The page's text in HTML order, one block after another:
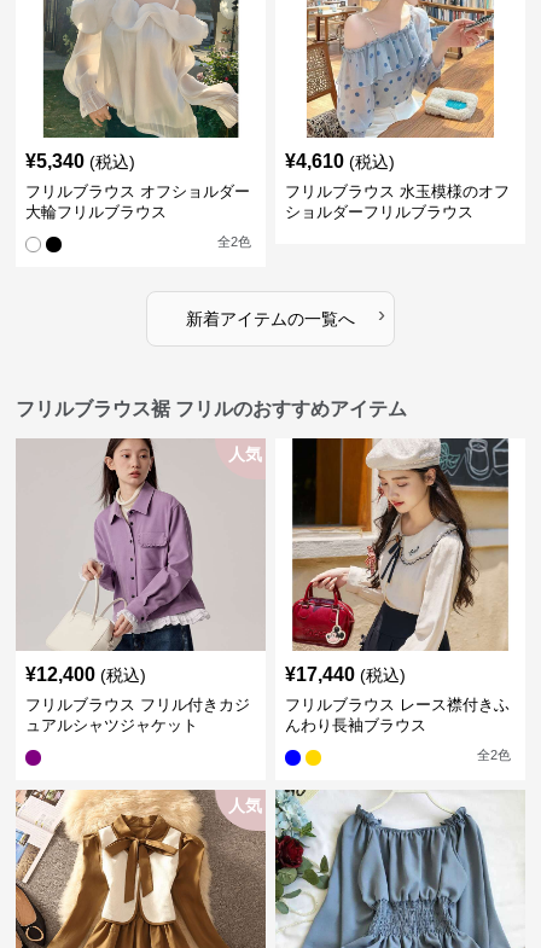
¥5,340 (税込)
フリルブラウス オフショルダー
大輪フリルブラウス
全2色
¥4,610 (税込)
フリルブラウス 水玉模様のオフ
ショルダーフリルブラウス
新着アイテムの一覧へ ›
フリルブラウス裾 フリルのおすすめアイテム
人気
¥12,400 (税込)
フリルブラウス フリル付きカジ
ュアルシャツジャケット
¥17,440 (税込)
フリルブラウス レース襟付きふ
んわり長袖ブラウス
全2色
人気